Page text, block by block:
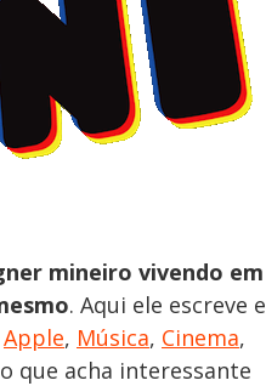
mineiro vivendo em
. Aqui ele escreve e
Apple, Música, Cinema,
que acha interessante